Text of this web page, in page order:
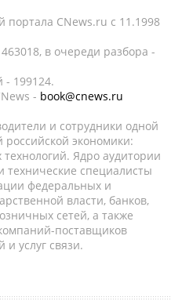
портала CNews.ru c 11.1998
в очереди разбора -
- 199124.
- book@cnews.ru
и сотрудники одной
экономики:
Ядро аудитории
специалисты
федеральных и
власти, банков,
сетей, а также
поставщиков
услуг связи.